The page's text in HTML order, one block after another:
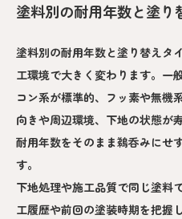
塗料別の耐用年数と塗り
塗料別の耐用年数と塗り替えタ
工環境で大きく変わります。一
コン系が標準的、フッ素や無機
向きや周辺環境、下地の状態が
耐用年数をそのまま鵜呑みにせ
す。
下地処理や施工品質で同じ塗料
工履歴や前回の塗装時期を把握